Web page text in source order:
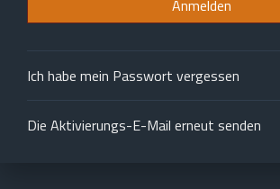
Ich habe mein Passwort vergessen
Die Aktivierungs-E-Mail erneut senden